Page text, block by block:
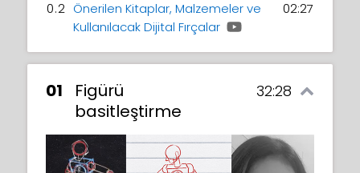
0.2 Önerilen Kitaplar, Malzemeler ve
Kullanılacak Dijital Fırçalar
02:27
01
Figürü
basitleştirme
32:28